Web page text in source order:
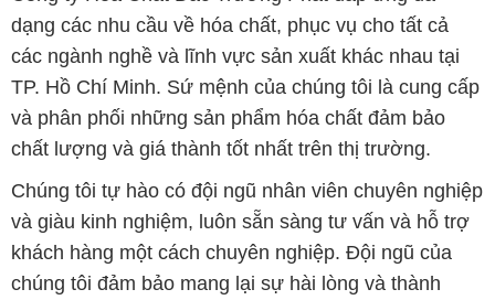
dạng các nhu cầu về hóa chất, phục vụ cho tất cả
các ngành nghề và lĩnh vực sản xuất khác nhau tại
TP. Hồ Chí Minh. Sứ mệnh của chúng tôi là cung cấp
và phân phối những sản phẩm hóa chất đảm bảo
chất lượng và giá thành tốt nhất trên thị trường.
Chúng tôi tự hào có đội ngũ nhân viên chuyên nghiệp
và giàu kinh nghiệm, luôn sẵn sàng tư vấn và hỗ trợ
khách hàng một cách chuyên nghiệp. Đội ngũ của
chúng tôi đảm bảo mang lại sự hài lòng và thành